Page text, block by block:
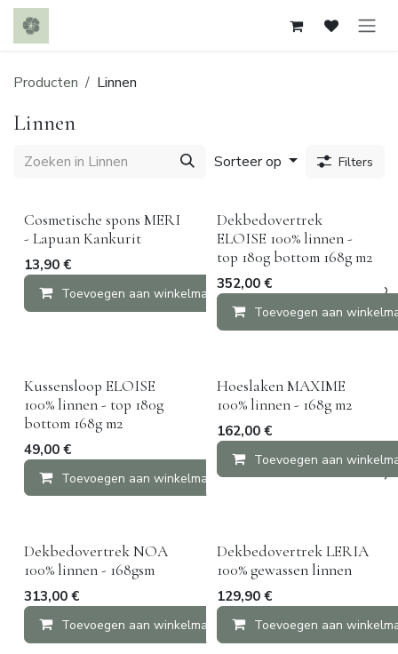
Overslaan naar inhoud
Producten Linnen
Linnen
Sorteer op Filters
Cosmetische spons MERI
- Lapuan Kankurit
13,90 €
Toevoegen aan winkelmandje Vergelijken
Dekbedovertrek
ELOISE 100% linnen -
top 180g bottom 168g m2
352,00€
Toevoegen aan
Kussensloop ELOISE
100% linnen - top 180g
bottom 168g m2
49,00 €
Toevoegen aan winkelmandje Vergelijken
Hoeslaken MAXIME
100% linnen - 168g m2
162,00€
Toevoegen aan
Dekbedovertrek NOA
100% linnen - 168gsm
313,00 €
Toevoegen aan winkelmandje Vergelijken
Dekbedovertrek LERIA
100% gewassen linnen
129,90€
Toevoegen aan